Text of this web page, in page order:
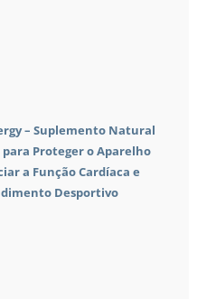
– Suplemento Natural
Proteger o Aparelho
a Função Cardíaca e
Desportivo